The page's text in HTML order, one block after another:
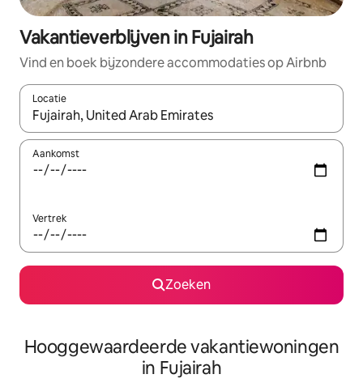
Vakantieverblijven in Fujairah
Vind en boek bijzondere accommodaties op Airbnb
Locatie
Wanneer er resultaten beschikbaar zijn, maak je een keuze
Aankomst
Vertrek
Zoeken
Hooggewaardeerde vakantiewoningen
in Fujairah